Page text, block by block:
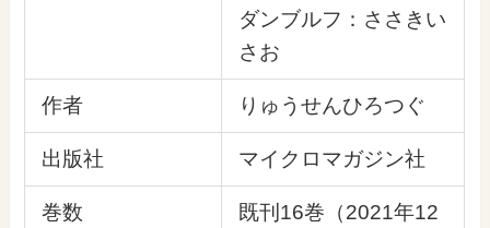
ダンブルフ：ささきい
さお
作者 りゅうせんひろつぐ
出版社 マイクロマガジン社
巻数
既刊16巻（2021年12